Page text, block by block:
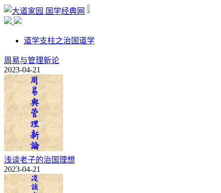
国学经典网
道学支柱之治国道学
周易与管理新论
2023-04-21
浅谈老子的治国理想
2023-04-21